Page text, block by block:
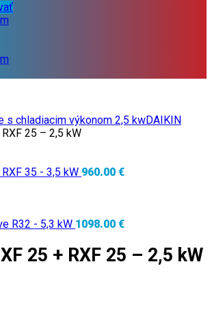
s chladiacim výkonom 2,5 kwDAIKIN
25 – 2,5 kW
35 - 3,5 kW 960.00 €
R32 - 5,3 kW 1098.00 €
25 + RXF 25 – 2,5 kW